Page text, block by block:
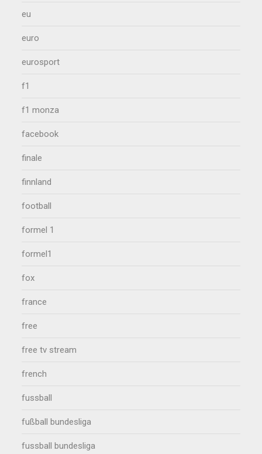
eu
euro
eurosport
f1
f1 monza
facebook
finale
finnland
football
formel 1
formel1
fox
france
free
free tv stream
french
fussball
fußball bundesliga
fussball bundesliga